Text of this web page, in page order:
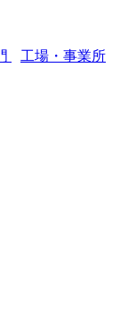
工場・事業所